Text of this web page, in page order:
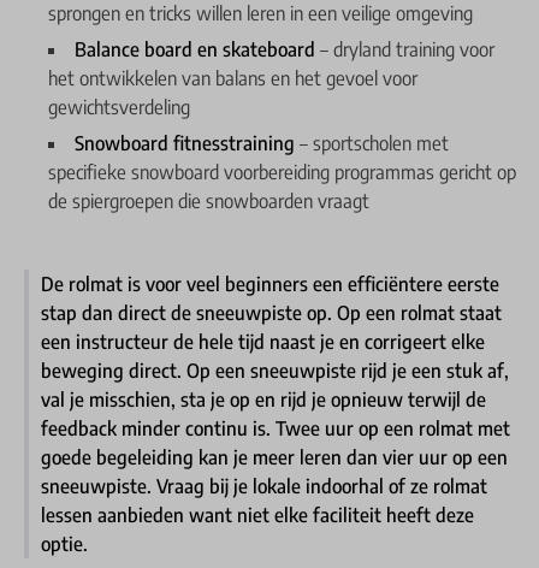
sprongen en tricks willen leren in een veilige omgeving
Balance board en skateboard – dryland training voor
het ontwikkelen van balans en het gevoel voor
gewichtsverdeling
Snowboard fitnesstraining – sportscholen met
specifieke snowboard voorbereiding programmas gericht op
de spiergroepen die snowboarden vraagt
De rolmat is voor veel beginners een efficiëntere eerste
stap dan direct de sneeuwpiste op. Op een rolmat staat
een instructeur de hele tijd naast je en corrigeert elke
beweging direct. Op een sneeuwpiste rijd je een stuk af,
val je misschien, sta je op en rijd je opnieuw terwijl de
feedback minder continu is. Twee uur op een rolmat met
goede begeleiding kan je meer leren dan vier uur op een
sneeuwpiste. Vraag bij je lokale indoorhal of ze rolmat
lessen aanbieden want niet elke faciliteit heeft deze
optie.